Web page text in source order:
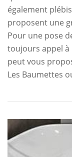
également
proposent une
Pour une pose
toujours appel à
peut vous
Les Baumettes